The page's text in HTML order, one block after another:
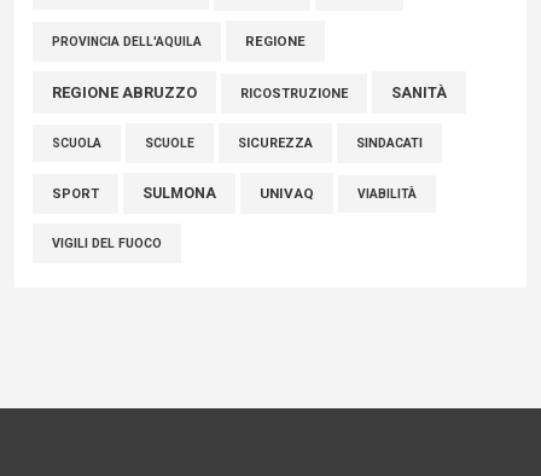
PROVINCIA DELL'AQUILA REGIONE
REGIONE ABRUZZO RICOSTRUZIONE SANITÀ
SCUOLA SCUOLE SICUREZZA SINDACATI
SPORT SULMONA UNIVAQ VIABILITÀ
VIGILI DEL FUOCO